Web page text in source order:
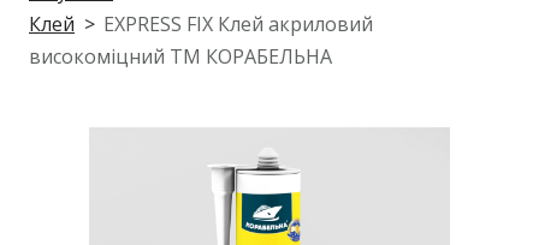
Клей
EXPRESS FIX Клей акриловий
високоміцний ТМ КОРАБЕЛЬНА